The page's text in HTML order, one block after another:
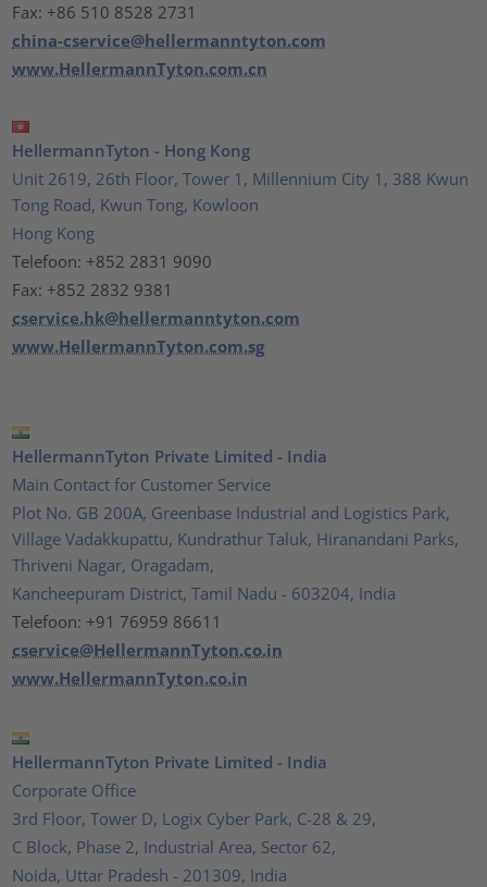
Fax: +86 510 8528 2731
china-cservice@hellermanntyton.com
www.HellermannTyton.com.cn
HellermannTyton - Hong Kong
Unit 2619, 26th Floor, Tower 1, Millennium City 1, 388 Kwun
Tong Road, Kwun Tong, Kowloon
Hong Kong
Telefoon: +852 2831 9090
Fax: +852 2832 9381
cservice.hk@hellermanntyton.com
www.HellermannTyton.com.sg
HellermannTyton Private Limited - India
Main Contact for Customer Service
Plot No. GB 200A, Greenbase Industrial and Logistics Park,
Village Vadakkupattu, Kundrathur Taluk, Hiranandani Parks,
Thriveni Nagar, Oragadam,
Kancheepuram District, Tamil Nadu - 603204, India
Telefoon: +91 76959 86611
cservice@HellermannTyton.co.in
www.HellermannTyton.co.in
HellermannTyton Private Limited - India
Corporate Office
3rd Floor, Tower D, Logix Cyber Park, C-28 & 29,
C Block, Phase 2, Industrial Area, Sector 62,
Noida, Uttar Pradesh - 201309, India